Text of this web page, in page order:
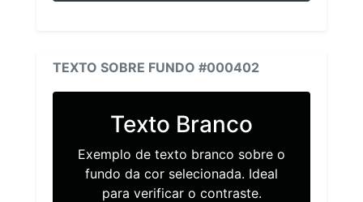
TEXTO SOBRE FUNDO #000402
Texto Branco
Exemplo de texto branco sobre o
fundo da cor selecionada. Ideal
para verificar o contraste.